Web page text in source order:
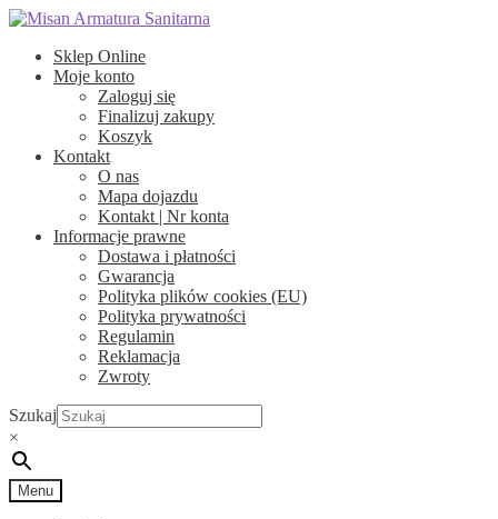
Przejdź
nawigacji
Przejdź
treści
Sklep Online
Moje konto
Zaloguj się
Finalizuj zakupy
Koszyk
Kontakt
O nas
Mapa dojazdu
Kontakt | Nr konta
Informacje prawne
Dostawa i płatności
Gwarancja
Polityka plików cookies (EU)
Polityka prywatności
Regulamin
Reklamacja
Zwroty
Szukaj
×
Menu